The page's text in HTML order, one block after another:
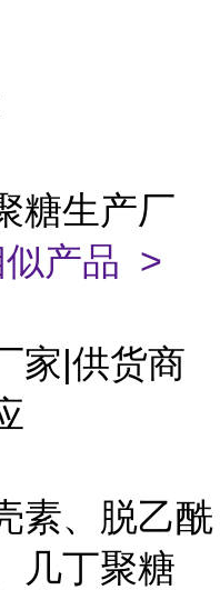
糖生产厂
似产品 >
家|供货商
、 脱乙酰
几丁聚糖